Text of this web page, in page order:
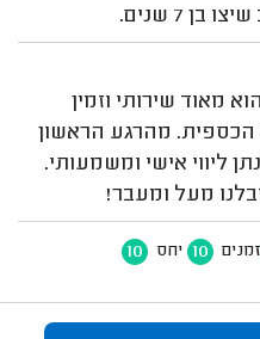
7 שנים.
מאוד שירותי וזמין
הכספית. מהרגע הראשון
ליווי אישי ומשמעותי.
מעל ומעבר!
זמנים 10 יחס 10